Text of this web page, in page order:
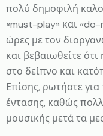
πολύ δημοφιλή
«must-play» και «do-
ώρες με τον
και βεβαιωθείτε
στο δείπνο και
Επίσης, ρωτήστε
έντασης, καθώς
μουσικής μετά τα